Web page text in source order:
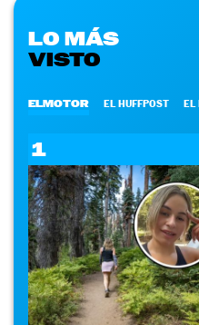
LO MÁS
VISTO
ELMOTOR EL HUFFPOST EL
1